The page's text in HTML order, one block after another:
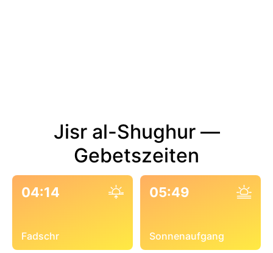
Jisr al-Shughur —
Gebetszeiten
04:14
Fadschr
05:49
Sonnenaufgang